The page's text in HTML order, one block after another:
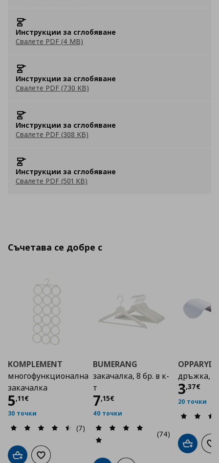
Инструкции за сглобяване
Свалете PDF (4 MB)
Инструкции за сглобяване
Свалете PDF (730 KB)
Инструкции за сглобяване
Свалете PDF (308 KB)
Инструкции за сглобяване
Свалете PDF (501 KB)
Съчетава се добре с
KOMPLEMENT
многофункционална
закачалка
5,11€
Цена
30 точки
(7)
Добави в кошницата
Добави към списъка с любими
BUMERANG
закачалка, 8 бр. в к-
т
7,15€
Цена
40 точки
(74)
OPPARYD
дръжка, 2
3,37€
Цена
20 точки
Добави